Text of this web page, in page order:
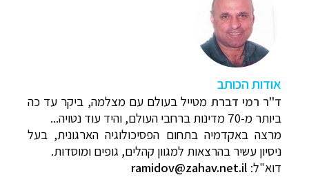
אודות הכותב
ד"ר רמי דברת מטייל בעולם עם מצלמה, ביקר עד כה
ביותר מ-70 מדינות ברחבי העולם, והיד עוד נטויה...
מרצה באקדמיה בתחום הפסיכולוגיה הארגונית, בעל
ניסיון עשיר בהרצאות למגוון קהלים, גופים ומוסדות.
דוא"ל: ramidov@zahav.net.il